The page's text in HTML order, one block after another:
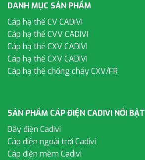
DANH MỤC SẢN PHẨM
Cáp hạ thế CV CADIVI
Cáp hạ thế CVV CADIVI
Cáp hạ thế CXV CADIVI
Cáp hạ thế CXV CADIVI
Cáp hạ thế chống cháy CXV/FR
SẢN PHẨM CÁP ĐIỆN CADIVI NỔI BẬT
Dây điện Cadivi
Cáp điện ngoài trời Cadivi
Cáp điện mềm Cadivi